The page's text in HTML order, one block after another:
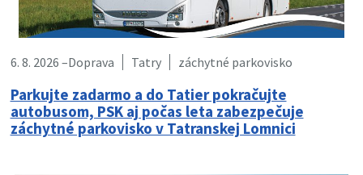
6. 8. 2026 –Doprava Tatry záchytné parkovisko
Parkujte zadarmo a do Tatier pokračujte
autobusom, PSK aj počas leta zabezpečuje
záchytné parkovisko v Tatranskej Lomnici